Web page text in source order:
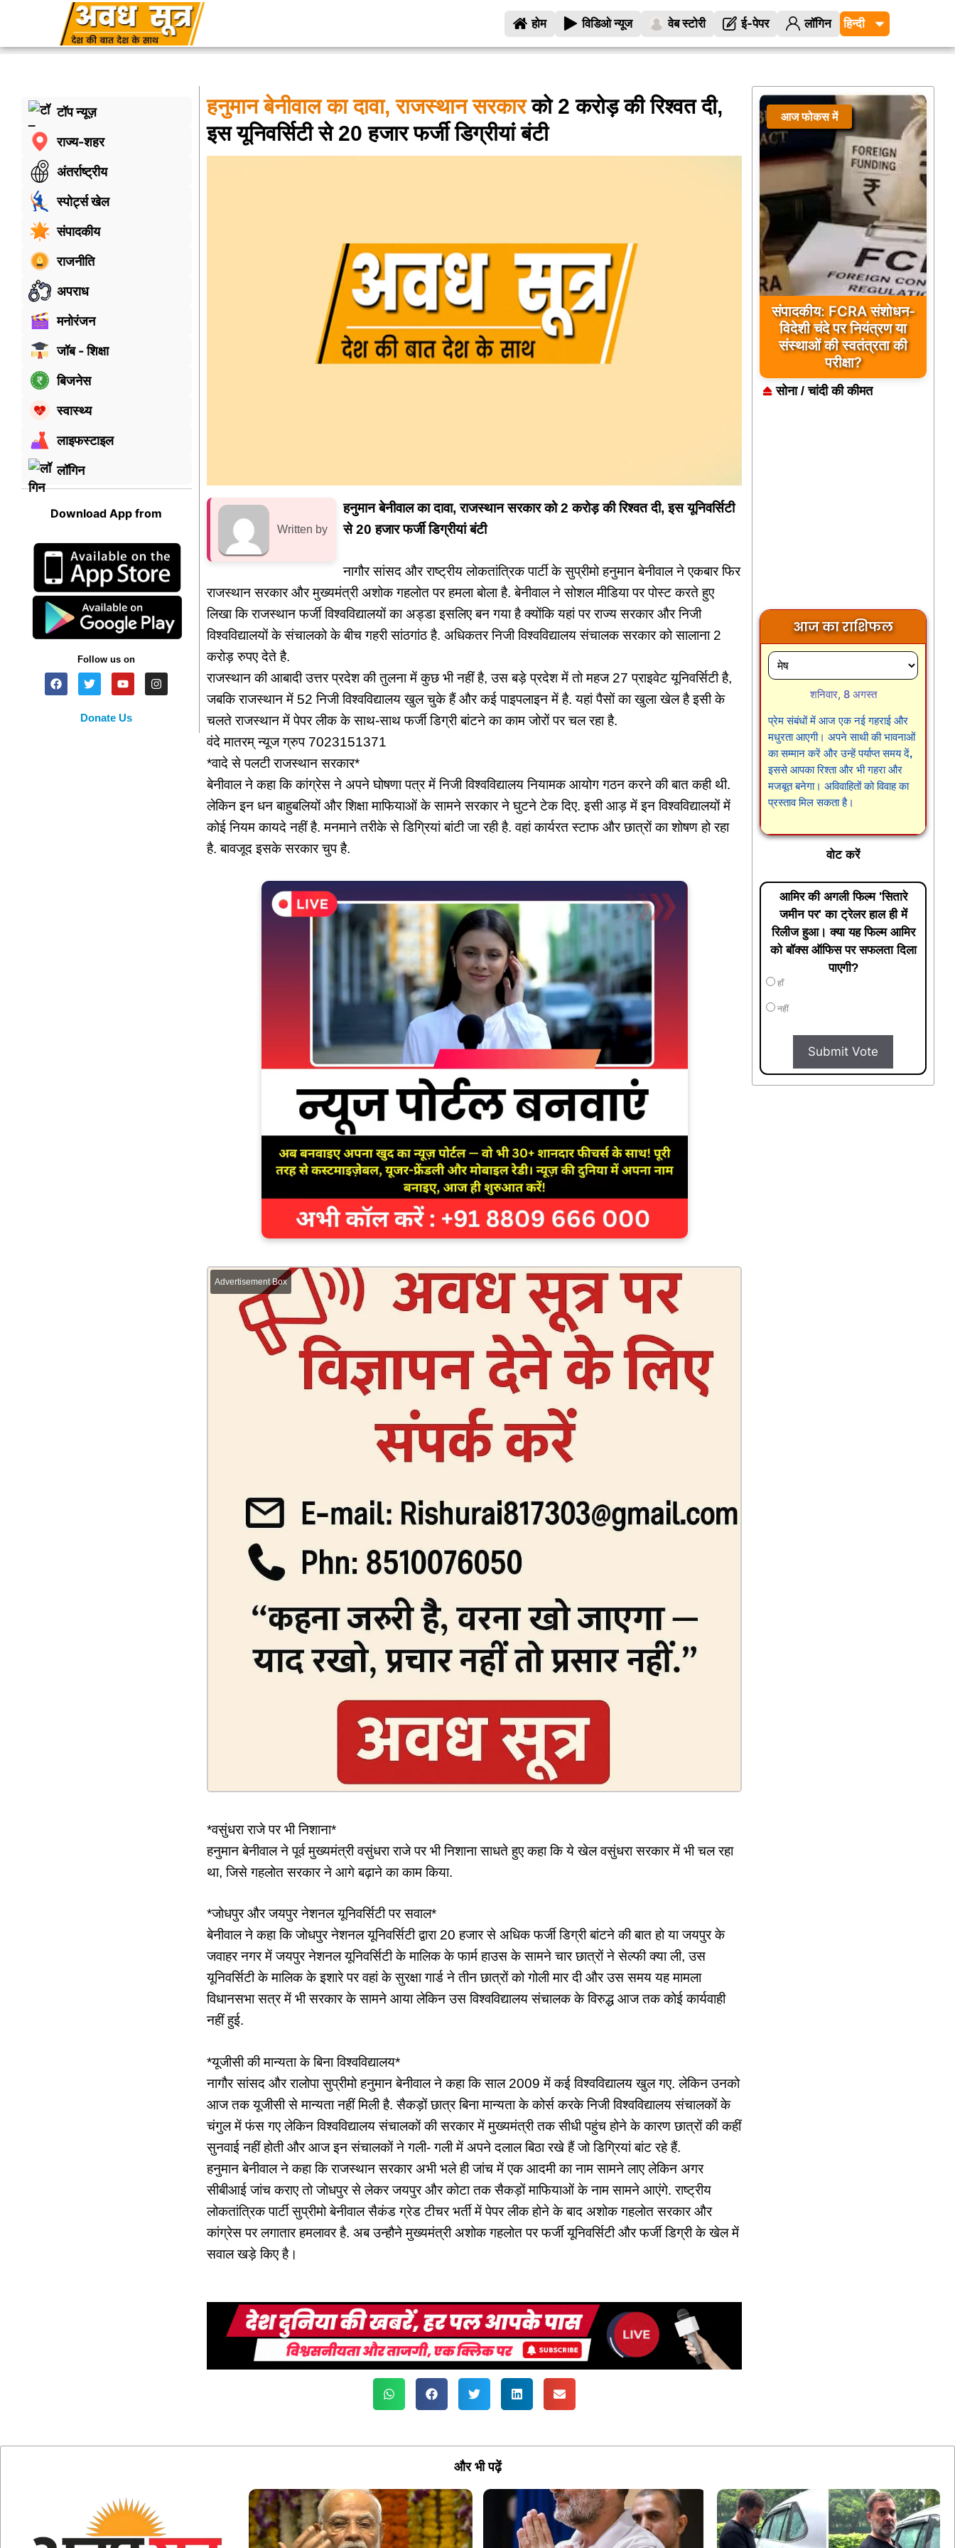
होम विडिओ न्यूज वेब स्टोरी ई-पेपर लॉगिन
टॉप न्यूज़
राज्य-शहर
अंतर्राष्ट्रीय
स्पोर्ट्स खेल
संपादकीय
राजनीति
अपराध
मनोरंजन
जॉब - शिक्षा
बिजनेस
स्वास्थ्य
लाइफस्टाइल
लॉगिन
Download App from
Follow us on
Donate Us
हनुमान बेनीवाल का दावा, राजस्थान सरकारको 2 करोड़ की रिश्वत दी,
इस यूनिवर्सिटी से 20 हजार फर्जी डिग्रीयां बंटी
Written by
हनुमान बेनीवाल का दावा, राजस्थान सरकार को 2 करोड़ की रिश्वत दी, इस यूनिवर्सिटी
से 20 हजार फर्जी डिग्रीयां बंटी
नागौर सांसद और राष्ट्रीय लोकतांत्रिक पार्टी के सुप्रीमो हनुमान बेनीवाल ने एकबार फिर
राजस्थान सरकार और मुख्यमंत्री अशोक गहलोत पर हमला बोला है. बेनीवाल ने सोशल मीडिया पर पोस्ट करते हुए
लिखा कि राजस्थान फर्जी विश्वविद्यालयों का अड्डा इसलिए बन गया है क्योंकि यहां पर राज्य सरकार और निजी
विश्वविद्यालयों के संचालको के बीच गहरी सांठगांठ है. अधिकतर निजी विश्वविद्यालय संचालक सरकार को सालाना 2
करोड़ रुपए देते है.
राजस्थान की आबादी उत्तर प्रदेश की तुलना में कुछ भी नहीं है, उस बड़े प्रदेश में तो महज 27 प्राइवेट यूनिवर्सिटी है,
जबकि राजस्थान में 52 निजी विश्वविद्यालय खुल चुके हैं और कई पाइपलाइन में है. यहां पैसों का खुला खेल है इसी के
चलते राजस्थान में पेपर लीक के साथ-साथ फर्जी डिग्री बांटने का काम जोरों पर चल रहा है.
वंदे मातरम् न्यूज ग्रुप 7023151371
*वादे से पलटी राजस्थान सरकार*
बेनीवाल ने कहा कि कांग्रेस ने अपने घोषणा पत्र में निजी विश्वविद्यालय नियामक आयोग गठन करने की बात कही थी.
लेकिन इन धन बाहुबलियों और शिक्षा माफियाओं के सामने सरकार ने घुटने टेक दिए. इसी आड़ में इन विश्वविद्यालयों में
कोई नियम कायदे नहीं है. मनमाने तरीके से डिग्रियां बांटी जा रही है. वहां कार्यरत स्टाफ और छात्रों का शोषण हो रहा
है. बावजूद इसके सरकार चुप है.
Advertisement Box
*वसुंधरा राजे पर भी निशाना*
हनुमान बेनीवाल ने पूर्व मुख्यमंत्री वसुंधरा राजे पर भी निशाना साधते हुए कहा कि ये खेल वसुंधरा सरकार में भी चल रहा
था, जिसे गहलोत सरकार ने आगे बढ़ाने का काम किया.
*जोधपुर और जयपुर नेशनल यूनिवर्सिटी पर सवाल*
बेनीवाल ने कहा कि जोधपुर नेशनल यूनिवर्सिटी द्वारा 20 हजार से अधिक फर्जी डिग्री बांटने की बात हो या जयपुर के
जवाहर नगर में जयपुर नेशनल यूनिवर्सिटी के मालिक के फार्म हाउस के सामने चार छात्रों ने सेल्फी क्या ली, उस
यूनिवर्सिटी के मालिक के इशारे पर वहां के सुरक्षा गार्ड ने तीन छात्रों को गोली मार दी और उस समय यह मामला
विधानसभा सत्र में भी सरकार के सामने आया लेकिन उस विश्वविद्यालय संचालक के विरुद्ध आज तक कोई कार्यवाही
नहीं हुई.
*यूजीसी की मान्यता के बिना विश्वविद्यालय*
नागौर सांसद और रालोपा सुप्रीमो हनुमान बेनीवाल ने कहा कि साल 2009 में कई विश्वविद्यालय खुल गए. लेकिन उनको
आज तक यूजीसी से मान्यता नहीं मिली है. सैकड़ों छात्र बिना मान्यता के कोर्स करके निजी विश्वविद्यालय संचालकों के
चंगुल में फंस गए लेकिन विश्वविद्यालय संचालकों की सरकार में मुख्यमंत्री तक सीधी पहुंच होने के कारण छात्रों की कहीं
सुनवाई नहीं होती और आज इन संचालकों ने गली- गली में अपने दलाल बिठा रखे हैं जो डिग्रियां बांट रहे हैं.
हनुमान बेनीवाल ने कहा कि राजस्थान सरकार अभी भले ही जांच में एक आदमी का नाम सामने लाए लेकिन अगर
सीबीआई जांच कराए तो जोधपुर से लेकर जयपुर और कोटा तक सैकड़ों माफियाओं के नाम सामने आएंगे. राष्ट्रीय
लोकतांत्रिक पार्टी सुप्रीमो बेनीवाल सैकंड ग्रेड टीचर भर्ती में पेपर लीक होने के बाद अशोक गहलोत सरकार और
कांग्रेस पर लगातार हमलावर है. अब उन्हौने मुख्यमंत्री अशोक गहलोत पर फर्जी यूनिवर्सिटी और फर्जी डिग्री के खेल में
सवाल खड़े किए है।
आज फोकस में
संपादकीय: FCRA संशोधन-
विदेशी चंदे पर नियंत्रण या
संस्थाओं की स्वतंत्रता की
परीक्षा?
सोना / चांदी की कीमत
आज का राशिफल
शनिवार, 8 अगस्त
प्रेम संबंधों में आज एक नई गहराई और
मधुरता आएगी। अपने साथी की भावनाओं
का सम्मान करें और उन्हें पर्याप्त समय दें,
इससे आपका रिश्ता और भी गहरा और
मजबूत बनेगा। अविवाहितों को विवाह का
प्रस्ताव मिल सकता है।
वोट करें
आमिर की अगली फिल्म 'सितारे
जमीन पर' का ट्रेलर हाल ही में
रिलीज हुआ। क्या यह फिल्म आमिर
को बॉक्स ऑफिस पर सफलता दिला
पाएगी?
हाँ
नहीं
Submit Vote
और भी पढ़ें